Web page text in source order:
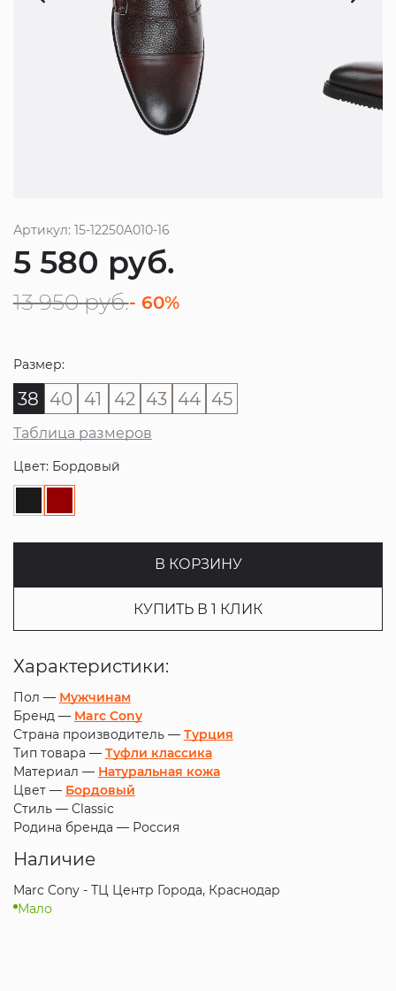
Артикул: 15-12250A010-16
5 580 руб.
13 950 руб.- 60%
Размер:
38 40 41 42 43 44 45
Таблица размеров
Цвет: Бордовый
В КОРЗИНУ
КУПИТЬ В 1 КЛИК
Характеристики:
Пол — Мужчинам
Бренд — Marc Cony
Страна производитель — Турция
Тип товара — Туфли классика
Материал — Натуральная кожа
Цвет — Бордовый
Стиль — Classic
Родина бренда — Россия
Наличие
Marc Cony - ТЦ Центр Города, Краснодар
Мало